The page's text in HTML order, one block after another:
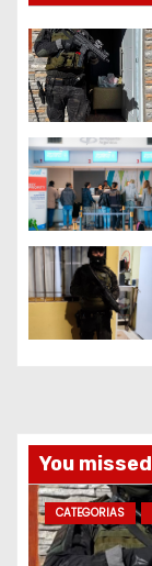
n
d
e
e
n
t
a
s
You missed
CATEGORIAS